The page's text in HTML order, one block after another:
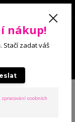
0 Kč
nákup!
Stačí zadat váš
osobních